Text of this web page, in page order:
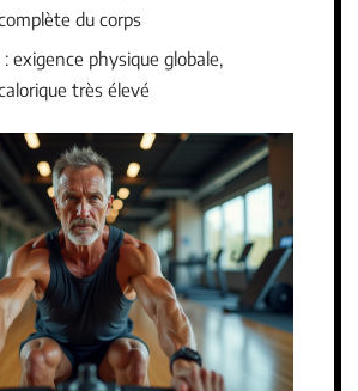
du corps
: exigence physique globale,
très élevé